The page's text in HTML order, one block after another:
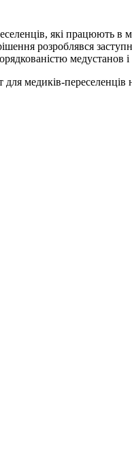
які працюють в
розроблявся
медустанов
медиків-переселенців